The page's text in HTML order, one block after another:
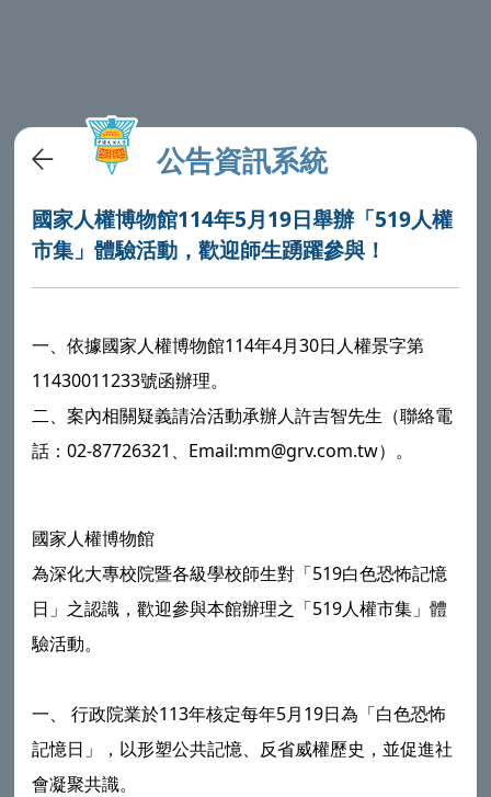
公告資訊系統
國家人權博物館114年5月19日舉辦「519人權
市集」體驗活動，歡迎師生踴躍參與！
一、依據國家人權博物館114年4月30日人權景字第
11430011233號函辦理。
二、案內相關疑義請洽活動承辦人許吉智先生（聯絡電
話：02-87726321、Email:mm@grv.com.tw）。
國家人權博物館
為深化大專校院暨各級學校師生對「519白色恐怖記憶
日」之認識，歡迎參與本館辦理之「519人權市集」體
驗活動。
一、 行政院業於113年核定每年5月19日為「白色恐怖
記憶日」，以形塑公共記憶、反省威權歷史，並促進社
會凝聚共識。